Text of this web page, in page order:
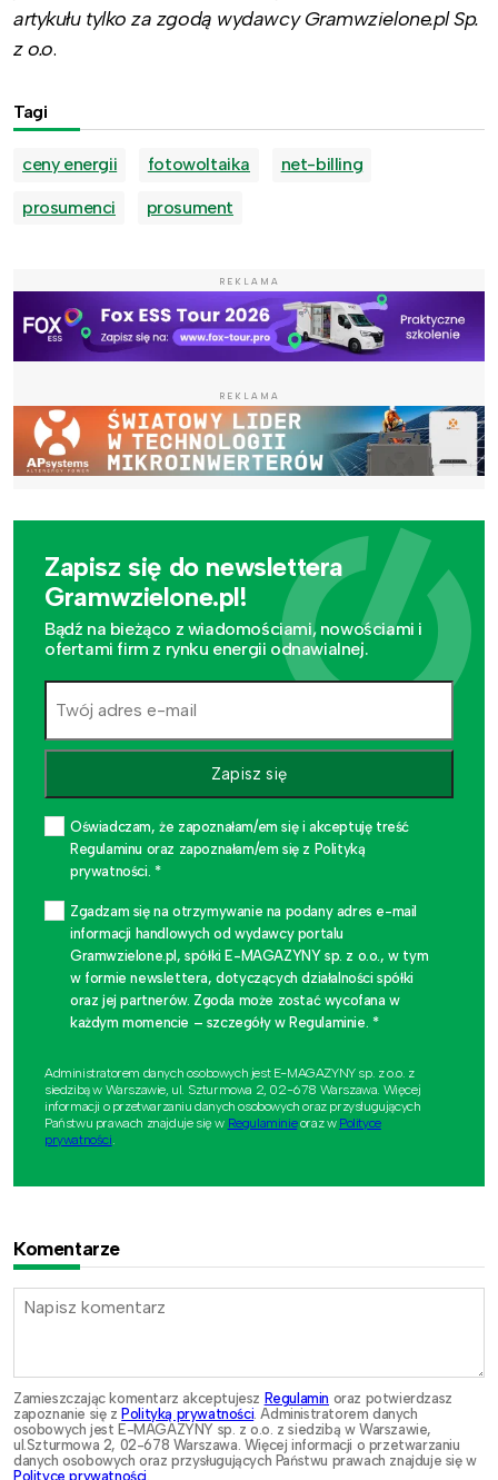
artykułu tylko za zgodą wydawcy Gramwzielone.pl Sp.
z o.o.
Tagi
ceny energii fotowoltaika net-billing
prosumenci prosument
REKLAMA
REKLAMA
Zapisz się do newslettera
Gramwzielone.pl!
Bądź na bieżąco z wiadomościami, nowościami i
ofertami firm z rynku energii odnawialnej.
Zapisz się
Oświadczam, że zapoznałam/em się i akceptuję treść
Regulaminu oraz zapoznałam/em się z Polityką
prywatności. *
Zgadzam się na otrzymywanie na podany adres e-mail
informacji handlowych od wydawcy portalu
Gramwzielone.pl, spółki E-MAGAZYNY sp. z o.o., w tym
w formie newslettera, dotyczących działalności spółki
oraz jej partnerów. Zgoda może zostać wycofana w
każdym momencie – szczegóły w Regulaminie. *
Administratorem danych osobowych jest E-MAGAZYNY sp. z o.o. z
siedzibą w Warszawie, ul. Szturmowa 2, 02-678 Warszawa. Więcej
informacji o przetwarzaniu danych osobowych oraz przysługujących
Państwu prawach znajduje się w Regulaminieoraz w Polityce
prywatności.
Komentarze
Zamieszczając komentarz akceptujesz Regulamin oraz potwierdzasz
zapoznanie się zPolityką prywatności . Administratorem danych
osobowych jest E-MAGAZYNY sp. z o.o. z siedzibą w Warszawie,
ul.Szturmowa 2, 02-678 Warszawa. Więcej informacji o przetwarzaniu
danych osobowych oraz przysługujących Państwu prawach znajduje się w
Polityce prywatności